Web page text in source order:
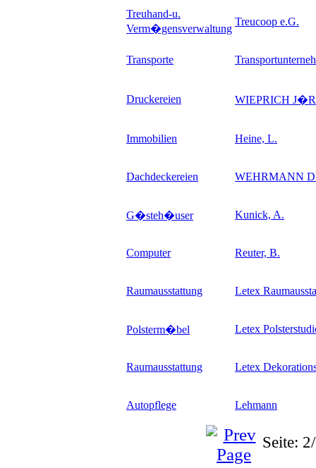
Treuhand-u.
Verm�gensverwaltung
Treucoop e.G.
Transporte
Druckereien WIEPRICH
Immobilien Heine, L.
Dachdeckereien WEHRMANN
G�steh�user Kunick, A.
Computer Reuter, B.
Raumausstattung Letex
Polsterm�bel Letex
Raumausstattung Letex
Autopflege Lehmann
Seite: